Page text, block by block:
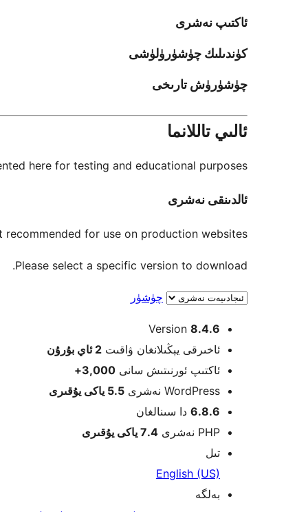
ئاكتىپ نەشرى
كۈندىلىك چۈشۈرۈلۈشى
چۈشۈرۈش تارىخى
ئالىي تاللانما
here for testing and educational purposes.
ئالدىنقى نەشرى
for use on production websites.
Please select a specific version to download.
چۈشۈر
Meta
Version 8.4.6
ئاخىرقى يېڭىلانغان ۋاقىت 2 ئاي
بۇرۇن
ئاكتىپ ئورنىتىش سانى 3,000+
WordPress نەشرى
5.5 ياكى يۇقىرى
6.8.6 دا سىنالغان
PHP نەشرى
7.4 ياكى يۇقىرى
تىل
English (US)
بەلگە